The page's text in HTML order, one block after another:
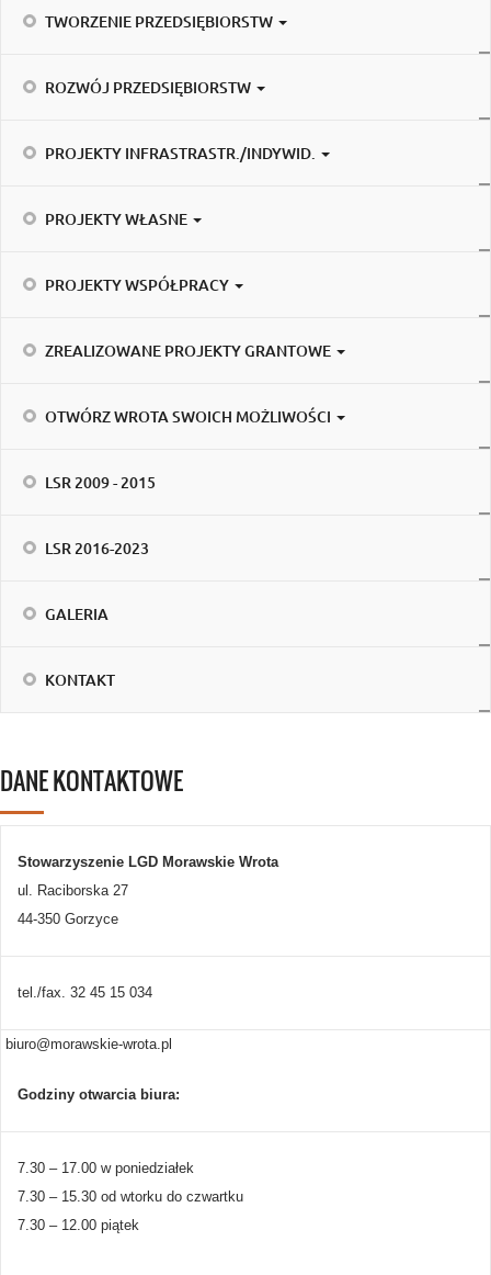
TWORZENIE PRZEDSIĘBIORSTW
ROZWÓJ PRZEDSIĘBIORSTW
PROJEKTY INFRASTRASTR./INDYWID.
PROJEKTY WŁASNE
PROJEKTY WSPÓŁPRACY
ZREALIZOWANE PROJEKTY GRANTOWE
OTWÓRZ WROTA SWOICH MOŻLIWOŚCI
LSR 2009 - 2015
LSR 2016-2023
GALERIA
KONTAKT
DANE KONTAKTOWE
Stowarzyszenie LGD Morawskie Wrota
ul. Raciborska 27
44-350 Gorzyce
tel./fax. 32 45 15 034
biuro@morawskie-wrota.pl
Godziny otwarcia biura:
7.30 – 17.00 w poniedziałek
7.30 – 15.30 od wtorku do czwartku
7.30 – 12.00 piątek